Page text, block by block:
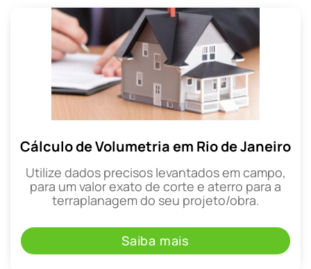
Cálculo de Volumetria em Rio de Janeiro
Utilize dados precisos levantados em campo,
para um valor exato de corte e aterro para a
terraplanagem do seu projeto/obra.
Saiba mais